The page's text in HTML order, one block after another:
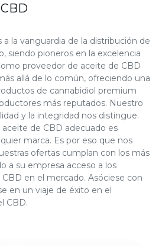
a la vanguardia de la distribución de
siendo pioneros en la excelencia
proveedor de aceite de CBD
allá de lo común, ofreciendo una
de cannabidiol premium
más reputados. Nuestro
y la integridad nos distingue.
de CBD adecuado es
marca. Es por eso que nos
ofertas cumplan con los más
a su empresa acceso a los
en el mercado. Asóciese con
en un viaje de éxito en el
CBD.